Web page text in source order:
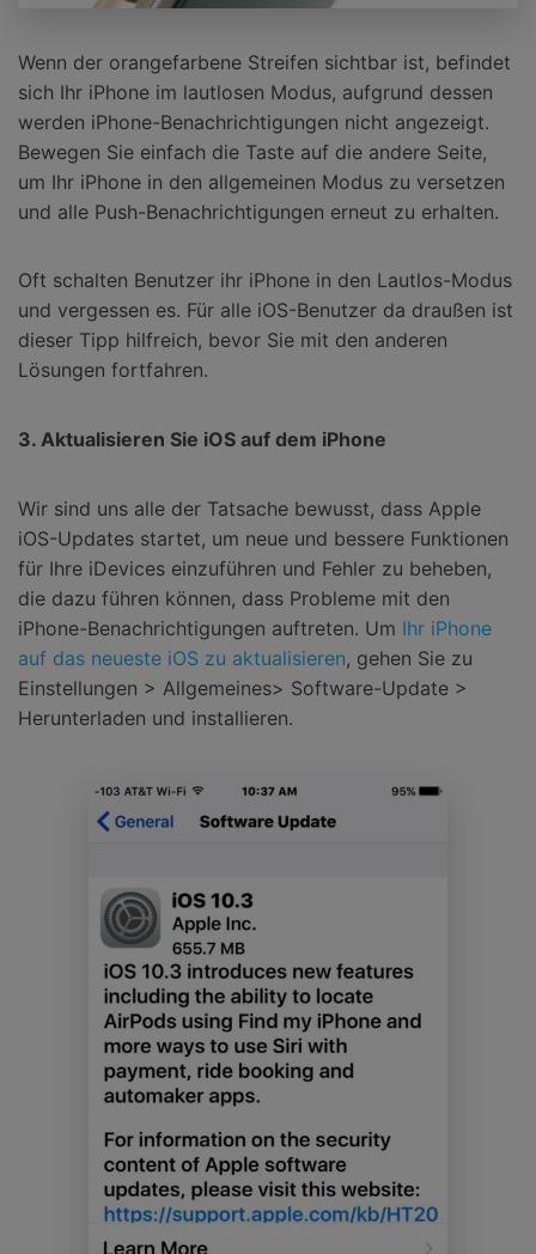
Wenn der orangefarbene Streifen sichtbar ist, befindet
sich Ihr iPhone im lautlosen Modus, aufgrund dessen
werden iPhone-Benachrichtigungen nicht angezeigt.
Bewegen Sie einfach die Taste auf die andere Seite,
um Ihr iPhone in den allgemeinen Modus zu versetzen
und alle Push-Benachrichtigungen erneut zu erhalten.
Oft schalten Benutzer ihr iPhone in den Lautlos-Modus
und vergessen es. Für alle iOS-Benutzer da draußen ist
dieser Tipp hilfreich, bevor Sie mit den anderen
Lösungen fortfahren.
3. Aktualisieren Sie iOS auf dem iPhone
Wir sind uns alle der Tatsache bewusst, dass Apple
iOS-Updates startet, um neue und bessere Funktionen
für Ihre iDevices einzuführen und Fehler zu beheben,
die dazu führen können, dass Probleme mit den
iPhone-Benachrichtigungen auftreten. Um Ihr iPhone
auf das neueste iOS zu aktualisieren, gehen Sie zu
Einstellungen > Allgemeines> Software-Update >
Herunterladen und installieren.